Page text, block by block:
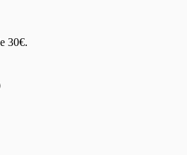
30€.